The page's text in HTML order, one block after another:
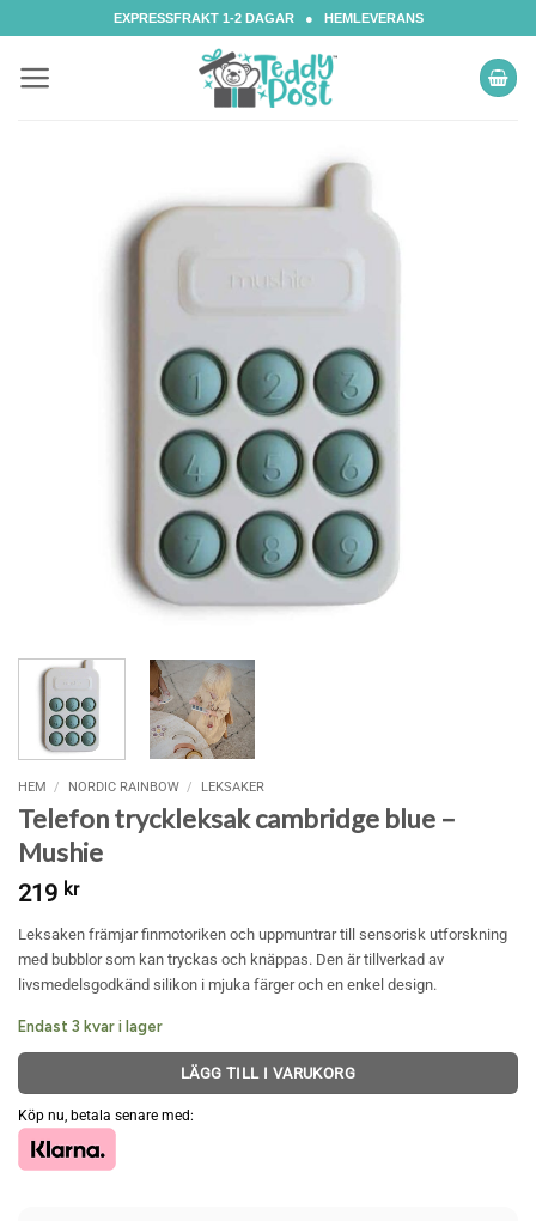
to
EXPRESSFRAKT 1-2 DAGAR ● HEMLEVERANS
HEM / NORDIC RAINBOW / LEKSAKER
Telefon tryckleksak cambridge blue –
Mushie
219 kr
Leksaken främjar finmotoriken och uppmuntrar till sensorisk utforskning
med bubblor som kan tryckas och knäppas. Den är tillverkad av
livsmedelsgodkänd silikon i mjuka färger och en enkel design.
Endast 3 kvar i lager
LÄGG TILL I VARUKORG
Köp nu, betala senare med: